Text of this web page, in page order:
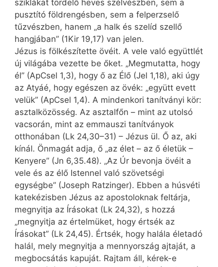
sziklákat tördelő heves szélvészben, sem a
pusztító földrengésben, sem a felperzselő
tűzvészben, hanem „a halk és szelíd szellő
hangjában” (1Kir 19,17) van jelen.
Jézus is fölkészítette övéit. A vele való együttlét
új világába vezette be őket. „Megmutatta, hogy
él” (ApCsel 1,3), hogy ő az Élő (Jel 1,18), aki úgy
az Atyáé, hogy egészen az övék: „együtt evett
velük” (ApCsel 1,4). A mindenkori tanítványi kör:
asztalközösség. Az asztalfőn – mint az utolsó
vacsorán, mint az emmauszi tanítványok
otthonában (Lk 24,30–31) – Jézus ül. Ő az, aki
kínál. Önmagát adja, ő „az élet – az ő életük –
Kenyere” (Jn 6,35.48). „Az Úr bevonja övéit a
vele és az élő Istennel való szövetségi
egységbe” (Joseph Ratzinger). Ebben a húsvéti
katekézisben Jézus az apostoloknak feltárja,
megnyitja az Írásokat (Lk 24,32), s hozzá
„megnyitja az értelmüket, hogy értsék az
Írásokat” (Lk 24,45). Értsék, hogy halála életadó
halál, mely megnyitja a mennyország ajtaját, a
megbocsátás kapuját. Rajtam áll, kérek-e